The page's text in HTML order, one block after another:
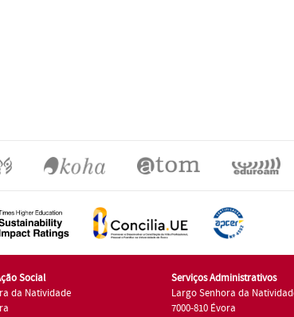
Social
da Natividade
Serviços Administrativos
Largo Senhora da
7000-810 Évora